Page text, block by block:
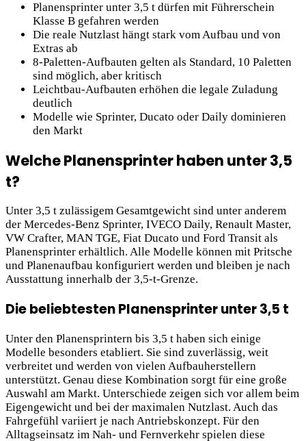
Planensprinter unter 3,5 t dürfen mit Führerschein
Klasse B gefahren werden
Die reale Nutzlast hängt stark vom Aufbau und von
Extras ab
8-Paletten-Aufbauten gelten als Standard, 10 Paletten
sind möglich, aber kritisch
Leichtbau-Aufbauten erhöhen die legale Zuladung
deutlich
Modelle wie Sprinter, Ducato oder Daily dominieren
den Markt
Welche Planensprinter haben unter 3,5
t?
Unter 3,5 t zulässigem Gesamtgewicht sind unter anderem
der Mercedes-Benz Sprinter, IVECO Daily, Renault Master,
VW Crafter, MAN TGE, Fiat Ducato und Ford Transit als
Planensprinter erhältlich. Alle Modelle können mit Pritsche
und Planenaufbau konfiguriert werden und bleiben je nach
Ausstattung innerhalb der 3,5-t-Grenze.
Die beliebtesten Planensprinter unter 3,5 t
Unter den Planensprintern bis 3,5 t haben sich einige
Modelle besonders etabliert. Sie sind zuverlässig, weit
verbreitet und werden von vielen Aufbauherstellern
unterstützt. Genau diese Kombination sorgt für eine große
Auswahl am Markt. Unterschiede zeigen sich vor allem beim
Eigengewicht und bei der maximalen Nutzlast. Auch das
Fahrgefühl variiert je nach Antriebskonzept. Für den
Alltagseinsatz im Nah- und Fernverkehr spielen diese